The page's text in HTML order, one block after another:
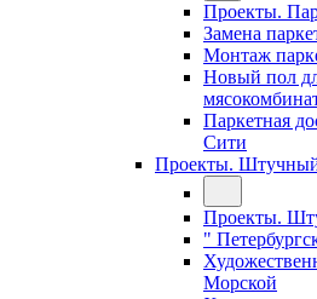
Проекты.
Замена
Монтаж
Новый пол
Паркетная
Сити
Проекты.
Проекты.
"
Морской